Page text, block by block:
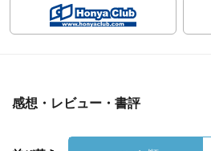
感想・レビュー・書評